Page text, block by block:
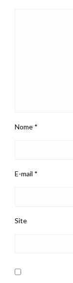
Nome *
E-mail *
Site